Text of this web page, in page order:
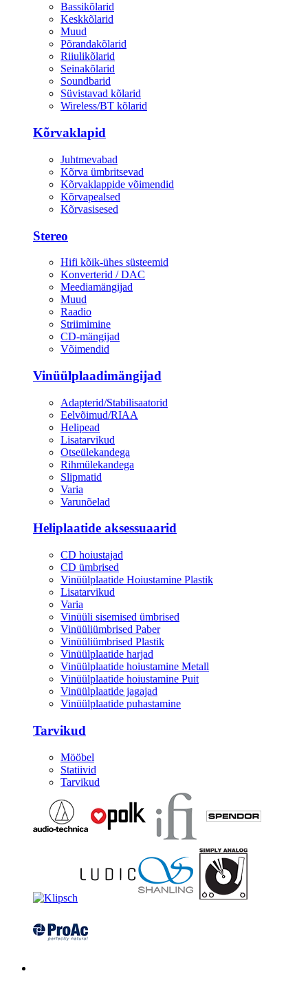
Bassikõlarid
Keskkõlarid
Muud
Põrandakõlarid
Riiulikõlarid
Seinakõlarid
Soundbarid
Süvistavad kõlarid
Wireless/BT kõlarid
Kõrvaklapid
Juhtmevabad
Kõrva ümbritsevad
Kõrvaklappide võimendid
Kõrvapealsed
Kõrvasisesed
Stereo
Hifi kõik-ühes süsteemid
Konverterid / DAC
Meediamängijad
Muud
Raadio
Striimimine
CD-mängijad
Võimendid
Vinüülplaadimängijad
Adapterid/Stabilisaatorid
Eelvõimud/RIAA
Helipead
Lisatarvikud
Otseülekandega
Rihmülekandega
Slipmatid
Varia
Varunõelad
Heliplaatide aksessuaarid
CD hoiustajad
CD ümbrised
Vinüülplaatide Hoiustamine Plastik
Lisatarvikud
Varia
Vinüüli sisemised ümbrised
Vinüüliümbrised Paber
Vinüüliümbrised Plastik
Vinüülplaatide harjad
Vinüülplaatide hoiustamine Metall
Vinüülplaatide hoiustamine Puit
Vinüülplaatide jagajad
Vinüülplaatide puhastamine
Tarvikud
Mööbel
Statiivid
Tarvikud